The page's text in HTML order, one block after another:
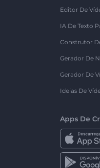
Editor De
IA De Texto
Construtor
Gerador De
Gerador De
Ideias De
Apps De